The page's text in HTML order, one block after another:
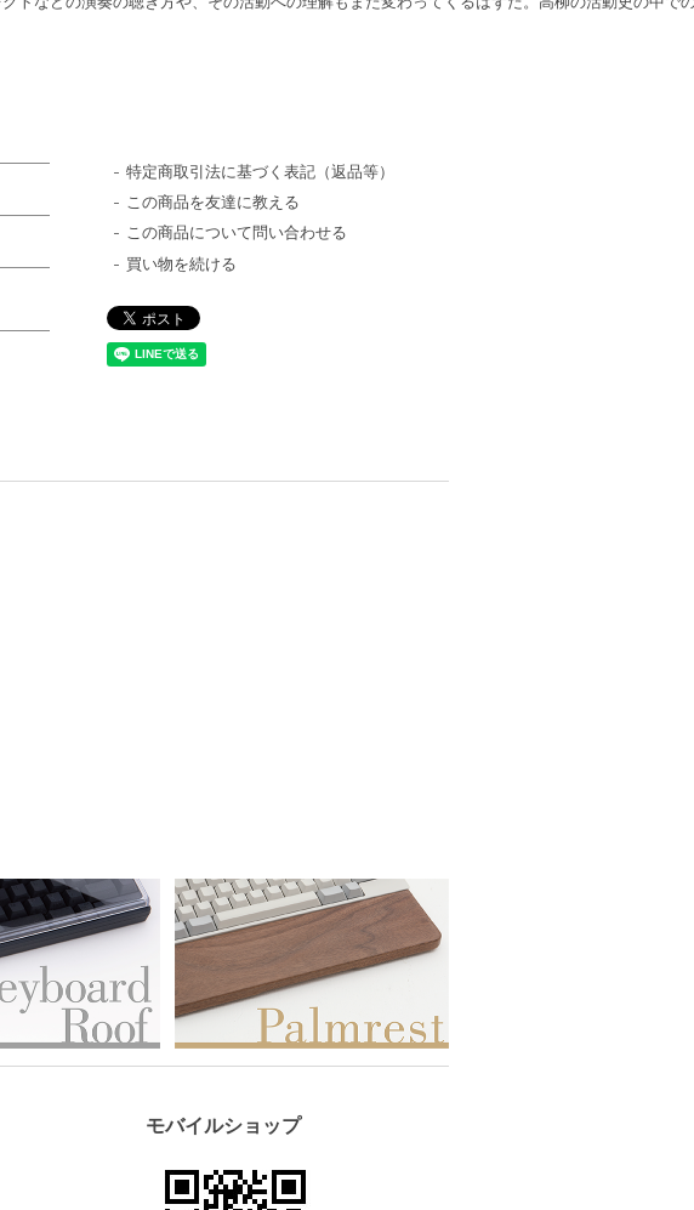
特定商取引法に基づく表記（返品等）
この商品を友達に教える
この商品について問い合わせる
買い物を続ける
モバイルショップ